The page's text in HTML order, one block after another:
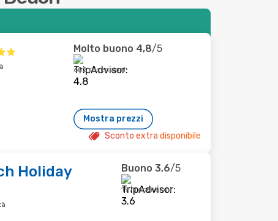
Molto buono 4,8/5
602 recensioni
Mostra prezzi
Sconto extra disponibile
Holiday
Buono 3,6/5
197 recensioni